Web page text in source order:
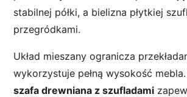
stabilnej półki, a bielizna płytkiej
przegródkami.
Układ mieszany ogranicza
wykorzystuje pełną wysokość
szafa drewniana z szufladami